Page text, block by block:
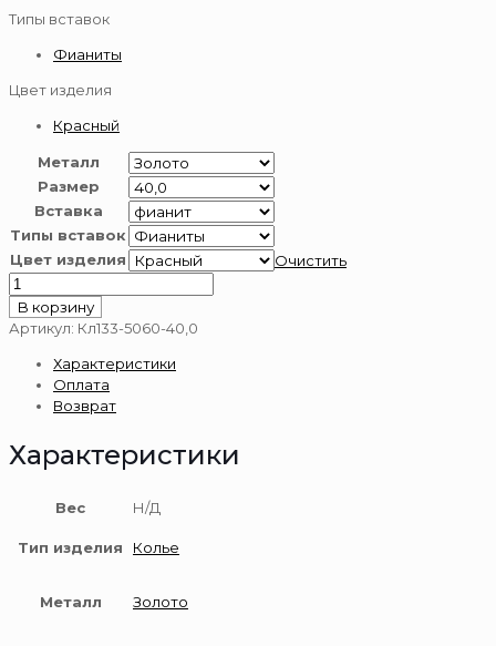
Типы вставок
Фианиты
Цвет изделия
Красный
Металл
Размер
Вставка
Типы вставок
Цвет изделия
Очистить
Количество
товара
Кл133-
40,0
Колье
В корзину
Артикул: Кл133-5060-40,0
Характеристики
Оплата
Возврат
Характеристики
Вес Н/Д
Тип изделия Колье
Металл Золото